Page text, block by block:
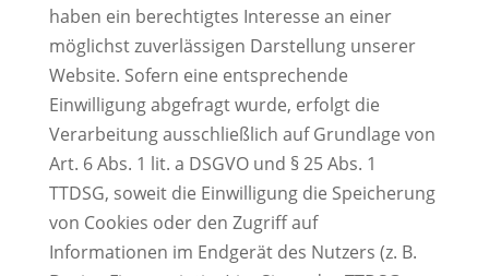
haben ein berechtigtes Interesse an einer
möglichst zuverlässigen Darstellung unserer
Website. Sofern eine entsprechende
Einwilligung abgefragt wurde, erfolgt die
Verarbeitung ausschließlich auf Grundlage von
Art. 6 Abs. 1 lit. a DSGVO und § 25 Abs. 1
TTDSG, soweit die Einwilligung die Speicherung
von Cookies oder den Zugriff auf
Informationen im Endgerät des Nutzers (z. B.